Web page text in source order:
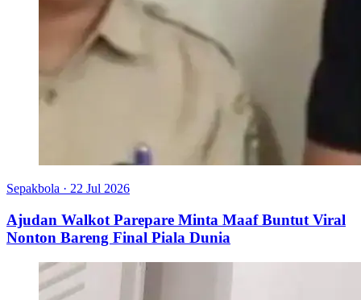
Sepakbola · 22 Jul 2026
Ajudan Walkot Parepare Minta Maaf Buntut Viral
Nonton Bareng Final Piala Dunia